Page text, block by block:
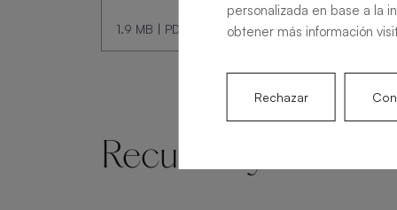
1.9 MB | PDF
Recursos y
personalizada en base a la
obtener más información
Rechazar